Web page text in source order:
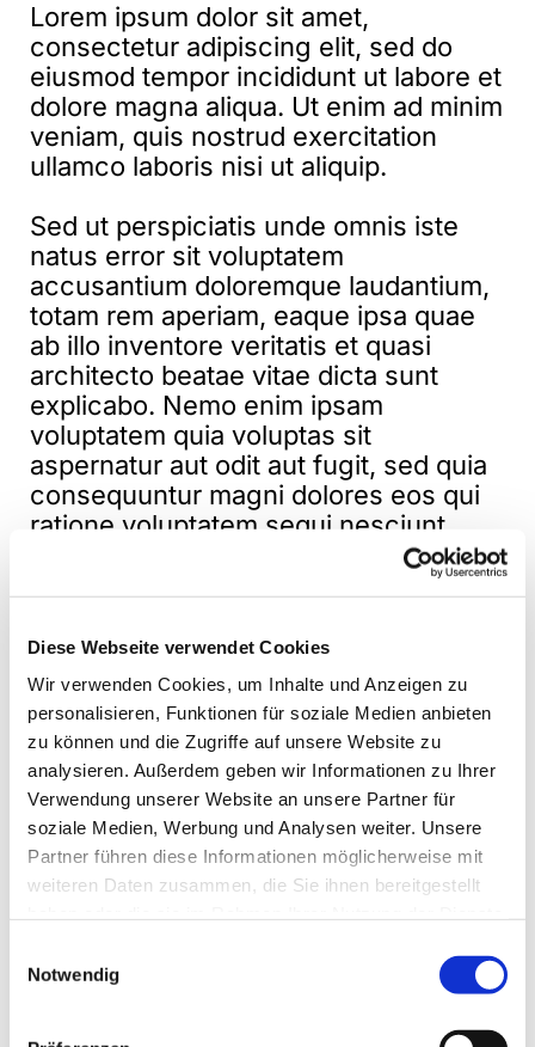
Diese Webseite verwendet Cookies
Wir verwenden Cookies, um Inhalte und Anzeigen zu
personalisieren, Funktionen für soziale Medien anbieten
zu können und die Zugriffe auf unsere Website zu
analysieren. Außerdem geben wir Informationen zu Ihrer
Verwendung unserer Website an unsere Partner für
soziale Medien, Werbung und Analysen weiter. Unsere
Partner führen diese Informationen möglicherweise mit
weiteren Daten zusammen, die Sie ihnen bereitgestellt
Notwendig
Lorem ipsum dolor sit amet,
consectetur adipiscing elit, sed do
eiusmod tempor incididunt ut labore et
dolore magna aliqua. Ut enim ad minim
veniam, quis nostrud exercitation
ullamco laboris nisi ut aliquip.
Sed ut perspiciatis unde omnis iste
natus error sit voluptatem
accusantium doloremque laudantium,
totam rem aperiam, eaque ipsa quae
ab illo inventore veritatis et quasi
architecto beatae vitae dicta sunt
explicabo. Nemo enim ipsam
voluptatem quia voluptas sit
aspernatur aut odit aut fugit, sed quia
consequuntur magni dolores eos qui
ratione voluptatem sequi nesciunt.
Adresse
Geschäftsstelle: Glück-Auf-Str. 6
Dorsten
46284
DE
Telefon:02362 73715
Email: gla-gv-dorsten@kk-ekvw.de